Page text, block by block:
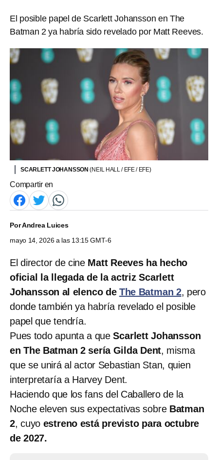
El posible papel de Scarlett Johansson en The
Batman 2 ya habría sido revelado por Matt Reeves.
SCARLETT JOHANSSON(NEIL HALL / EFE / EFE)
Compartir en
PorAndrea Luices
mayo 14, 2026 a las 13:15 GMT-6
El director de cine Matt Reeves ha hecho
oficial la llegada de la actriz Scarlett
Johansson al elenco de The Batman 2, pero
donde también ya habría revelado el posible
papel que tendría.
Pues todo apunta a queScarlett Johansson
en The Batman 2 sería Gilda Dent, misma
que se unirá al actor Sebastian Stan, quien
interpretaría a Harvey Dent.
Haciendo que los fans del Caballero de la
Noche eleven sus expectativas sobre Batman
2, cuyo estreno está previsto para octubre
de 2027.